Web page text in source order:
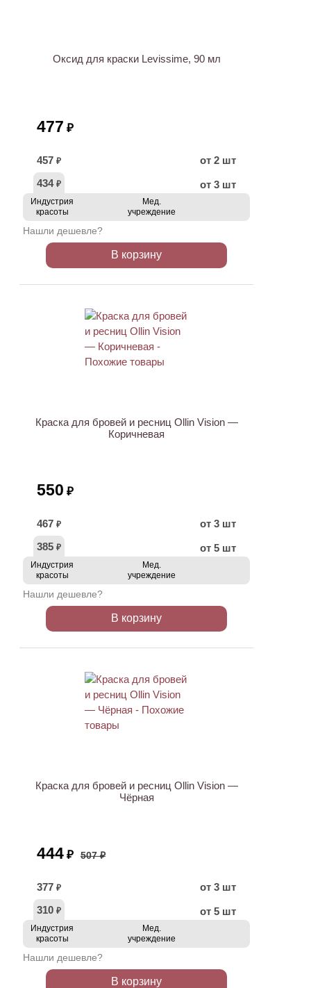
Оксид для краски Levissime, 90 мл
477 ₽
457 ₽
от 2 шт
434 ₽ от 3 шт
Индустрия
красоты
Мед.
учреждение
Нашли дешевле?
В корзину
Краска для бровей и ресниц Ollin Vision —
Коричневая
550 ₽
467 ₽
от 3 шт
385 ₽ от 5 шт
Индустрия
красоты
Мед.
учреждение
Нашли дешевле?
В корзину
Краска для бровей и ресниц Ollin Vision —
Чёрная
444 ₽ 507 ₽
377 ₽
от 3 шт
310 ₽ от 5 шт
Индустрия
красоты
Мед.
учреждение
Нашли дешевле?
В корзину